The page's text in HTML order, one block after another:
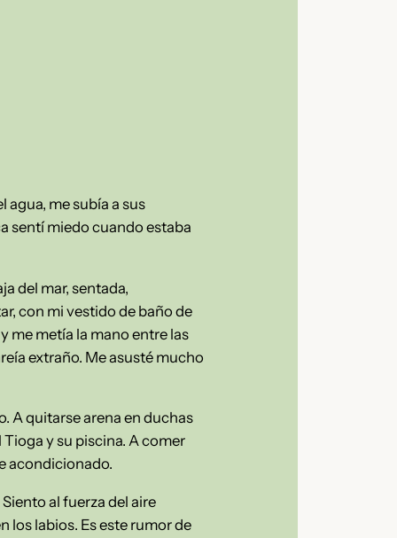
agua, me subía a sus
sentí miedo cuando estaba
del mar, sentada,
con mi vestido de baño de
me metía la mano entre las
extraño. Me asusté mucho
A quitarse arena en duchas
y su piscina. A comer
acondicionado.
al fuerza del aire
los labios. Es este rumor de